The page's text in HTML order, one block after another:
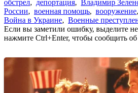
обстрел, депортация, Владимир
России, военная помощь, вооружение,
Война в Украине, Военные
Если вы заметили ошибку, выделите
нажмите Ctrl+Enter, чтобы сообщить